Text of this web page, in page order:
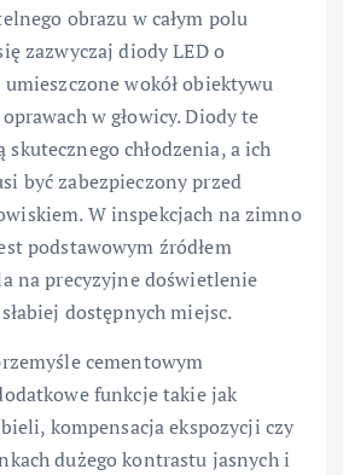
obrazu w całym polu
zazwyczaj diody LED o
wokół obiektywu
w głowicy. Diody te
chłodzenia, a ich
być zabezpieczony przed
W inspekcjach na zimno
podstawowym źródłem
na precyzyjne doświetlenie
dostępnych miejsc.
cementowym
funkcje takie jak
kompensacja ekspozycji czy
dużego kontrastu jasnych i